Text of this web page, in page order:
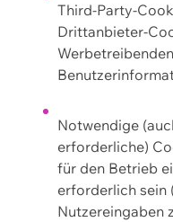
Third-Party-
Drittanbieter-
Notwendige
erforderliche)
für den Betrieb
erforderlich sein
Nutzereingaben